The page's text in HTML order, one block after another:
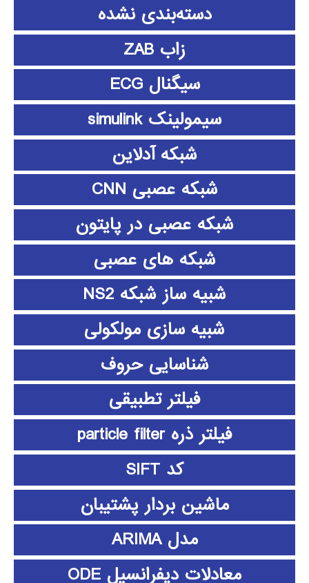
دسته‌بندی نشده
زاب ZAB
سیگنال ECG
سیمولینک simulink
شبکه آدلاین
شبکه عصبی CNN
شبکه عصبی در پایتون
شبکه های عصبی
شبیه ساز شبکه NS2
شبیه سازی مولکولی
شناسایی حروف
فیلتر تطبیقی
فیلتر ذره particle filter
کد SIFT
ماشین بردار پشتیبان
مدل ARIMA
معادلات دیفرانسیل ODE